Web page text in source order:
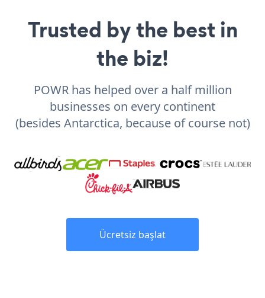
Trusted by the best in
the biz!
POWR has helped over a half million
businesses on every continent
(besides Antarctica, because of course not)
Ücretsiz başlat